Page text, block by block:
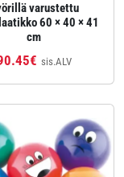
varustettu
60 × 40 × 41
cm
sis.ALV